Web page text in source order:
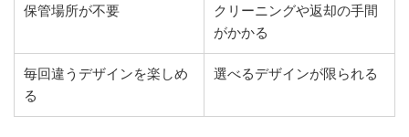
保管場所が不要
クリーニングや返却の手間
がかかる
毎回違うデザインを楽しめ
る
選べるデザインが限られる